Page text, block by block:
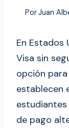
PorJuan
En Estados
Visa sin
opción
establecen
de pago